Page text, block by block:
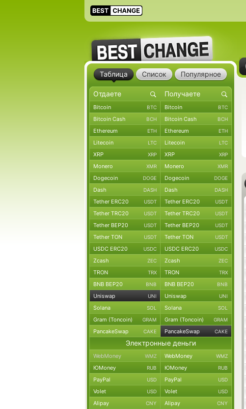
Таблица Список Популярное
Bitcoin BTC Bitcoin BTC
Bitcoin Cash BCH Bitcoin Cash BCH
Ethereum ETH Ethereum ETH
Litecoin LTC Litecoin LTC
XRP XRP XRP XRP
Monero XMR Monero XMR
Dogecoin DOGE Dogecoin DOGE
Dash DASH Dash DASH
Tether ERC20 USDT Tether ERC20 USDT
Tether TRC20 USDT Tether TRC20 USDT
Tether BEP20 USDT Tether BEP20 USDT
Tether TON USDT Tether TON USDT
USDC ERC20 USDC USDC ERC20 USDC
Zcash ZEC Zcash ZEC
TRON TRX TRON TRX
BNB BEP20 BNB BNB BEP20 BNB
Uniswap UNI Uniswap UNI
Solana SOL Solana SOL
Gram (Toncoin) GRAM Gram (Toncoin) GRAM
PancakeSwap CAKE PancakeSwap CAKE
Электронные деньги
WebMoney WMZ WebMoney WMZ
ЮMoney RUB ЮMoney RUB
PayPal USD PayPal USD
Volet USD Volet USD
Alipay CNY Alipay CNY